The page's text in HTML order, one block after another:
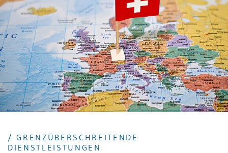
/ GRENZÜBERSCHREITENDE
DIENSTLEISTUNGEN